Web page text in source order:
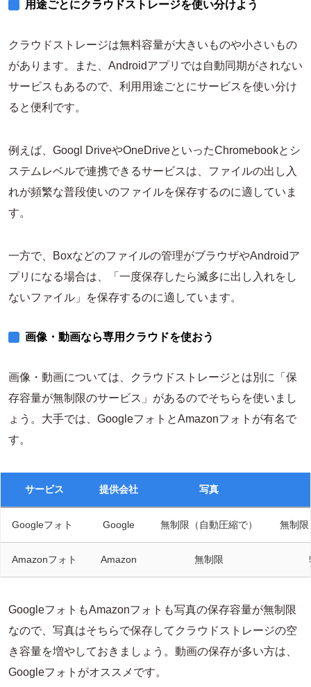
用途ごとにクラウドストレージを使い分けよう
クラウドストレージは無料容量が大きいものや小さいもの
があります。また、Androidアプリでは自動同期がされない
サービスもあるので、利用用途ごとにサービスを使い分け
ると便利です。
例えば、Googl DriveやOneDriveといったChromebookとシ
ステムレベルで連携できるサービスは、ファイルの出し入
れが頻繁な普段使いのファイルを保存するのに適していま
す。
一方で、Boxなどのファイルの管理がブラウザやAndroidア
プリになる場合は、「一度保存したら滅多に出し入れをし
ないファイル」を保存するのに適しています。
画像・動画なら専用クラウドを使おう
画像・動画については、クラウドストレージとは別に「保
存容量が無制限のサービス」があるのでそちらを使いまし
ょう。大手では、GoogleフォトとAmazonフォトが有名で
す。
サービス 提供会社 写真
Googleフォト Google 無制限（自動圧縮で） 無制
Amazonフォト Amazon 無制限
GoogleフォトもAmazonフォトも写真の保存容量が無制限
なので、写真はそちらで保存してクラウドストレージの空
き容量を増やしておきましょう。動画の保存が多い方は、
Googleフォトがオススメです。